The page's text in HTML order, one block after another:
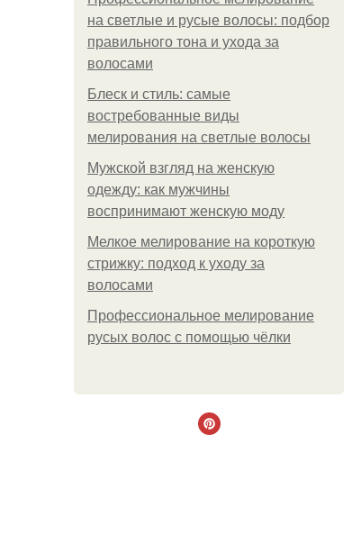
на светлые и русые волосы: подбор
правильного тона и ухода за
волосами
Блеск и стиль: самые
востребованные виды
мелирования на светлые волосы
Мужской взгляд на женскую
одежду: как мужчины
воспринимают женскую моду
Мелкое мелирование на короткую
стрижку: подход к уходу за
волосами
Профессиональное мелирование
русых волос с помощью чёлки